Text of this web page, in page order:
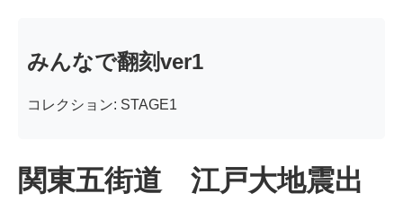
みんなで翻刻ver1
コレクション: STAGE1
関東五街道 江戸大地震出